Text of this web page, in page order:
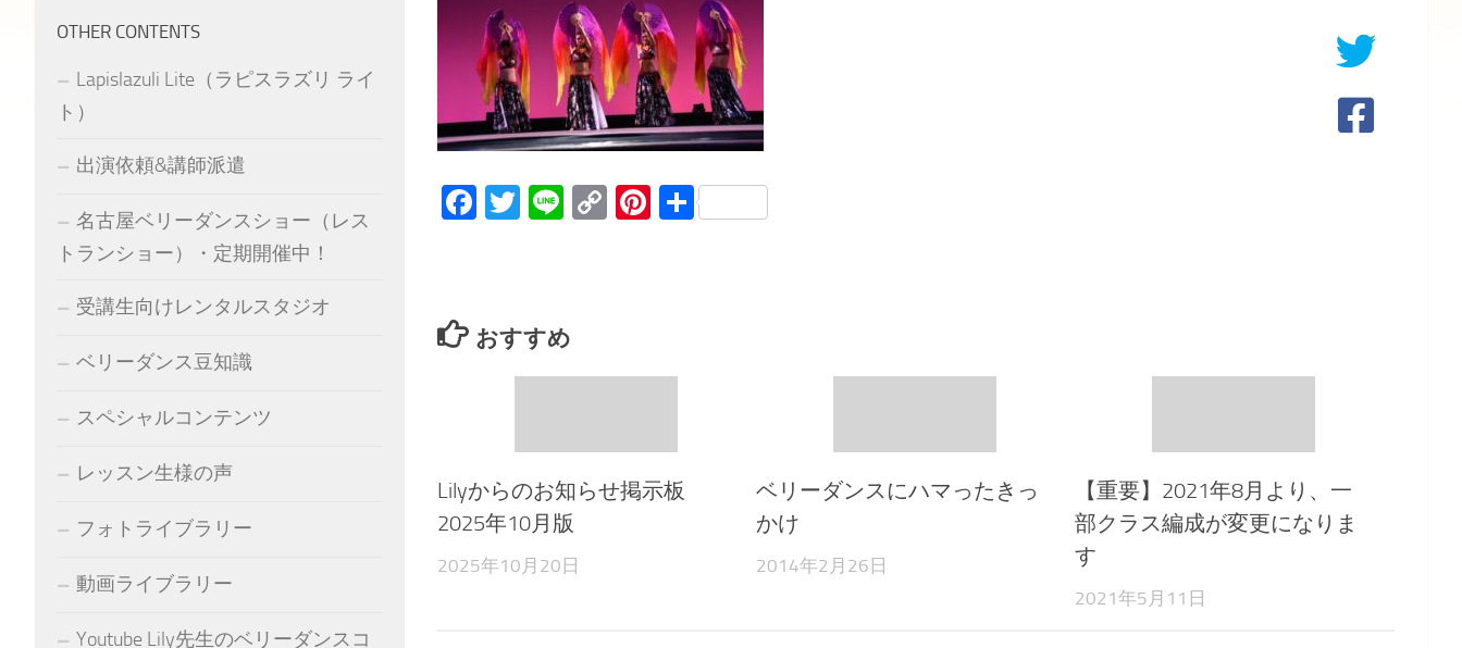
Facebook
Twitter
LineCopyPinterest
共
おすすめ
Lilyからのお知らせ掲示板
2025年10月版
2025年10月20日
ベリーダンスにハマったきっ
かけ
2014年2月26日
【重要】2021年8月より、一
部クラス編成が変更になりま
す
2021年5月11日
OTHER CONTENTS
Lapislazuli Lite（ラピスラズリ ライ
ト）
出演依頼&講師派遣
名古屋ベリーダンスショー（レス
トランショー）・定期開催中！
受講生向けレンタルスタジオ
ベリーダンス豆知識
スペシャルコンテンツ
レッスン生様の声
フォトライブラリー
動画ライブラリー
Youtube Lily先生のベリーダンスコ